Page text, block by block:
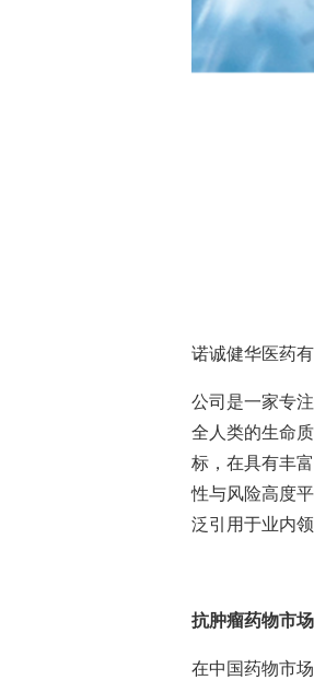
诺诚健华医药
公司是一家专
全人类的生命
标，在具有丰
性与风险高度
泛引用于业内
抗肿瘤药物市
在中国药物市